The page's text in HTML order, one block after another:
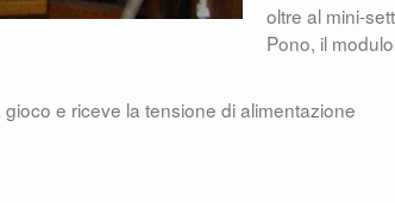
oltre al mini-
Pono, il modulo
e riceve la tensione di alimentazione